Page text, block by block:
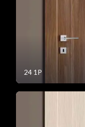
24 1P